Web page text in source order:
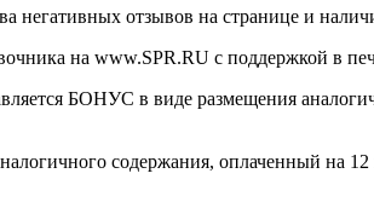
негативных отзывов на странице и
на www.SPR.RU с поддержкой в
БОНУС в виде размещения
содержания, оплаченный на